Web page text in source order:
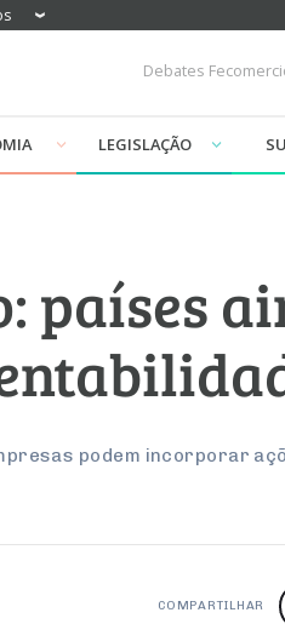
Debates
LEGISLAÇÃO
países
podem incorporar
COMPARTILHAR